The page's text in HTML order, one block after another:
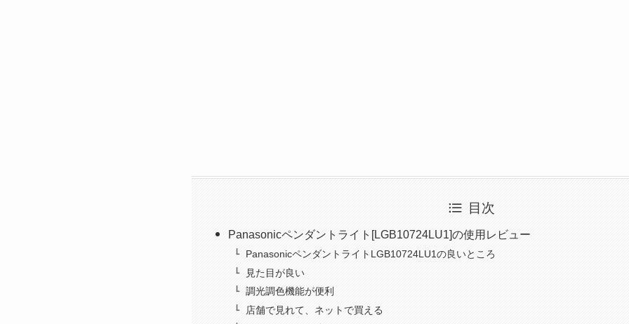
目次
Panasonicペンダントライト[LGB10724LU1]の使用レビュー
PanasonicペンダントライトLGB10724LU1の良いところ
見た目が良い
調光調色機能が便利
店舗で見れて、ネットで買える